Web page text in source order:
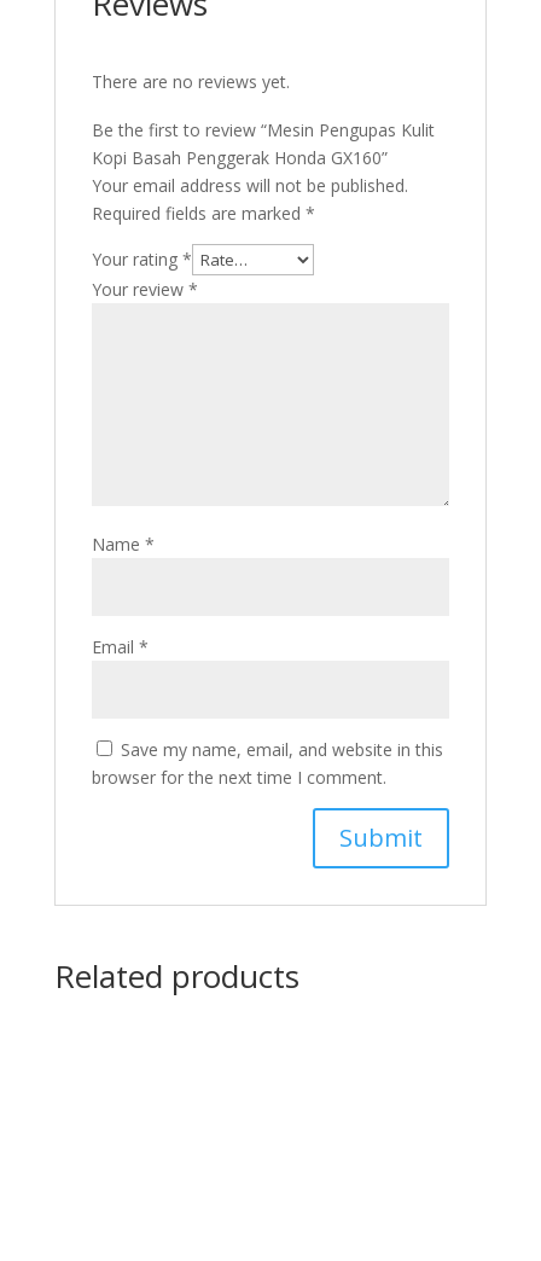
There are no reviews yet.
Be the first to review “Mesin Pengupas Kulit
Kopi Basah Penggerak Honda GX160”
Your email address will not be published.
Required fields are marked *
Your rating *
Your review *
Name *
Email *
Save my name, email, and website in this
browser for the next time I comment.
Related products